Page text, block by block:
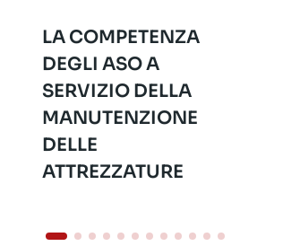
LA COMPETENZA
DEGLI ASO A
SERVIZIO DELLA
MANUTENZIONE
DELLE
ATTREZZATURE